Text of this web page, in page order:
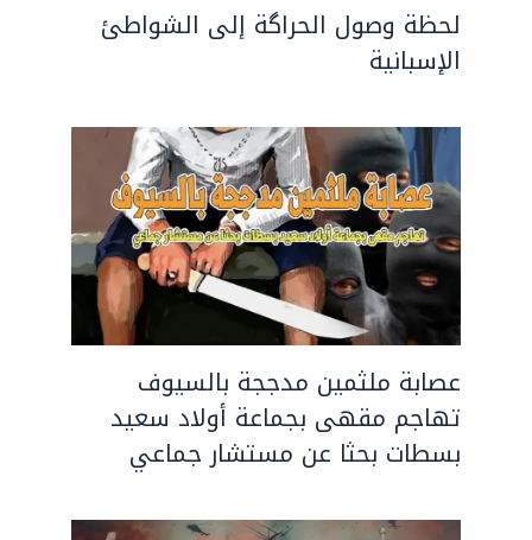
لحظة وصول الحراگة إلى الشواطئ
الإسبانية
عصابة ملثمين مدججة بالسيوف
تهاجم مقهى بجماعة أولاد سعيد
بسطات بحثا عن مستشار جماعي